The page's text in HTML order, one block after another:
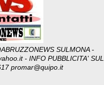
SULMONA -
- INFO PUBBLICITA' SUL
promar@quipo.it